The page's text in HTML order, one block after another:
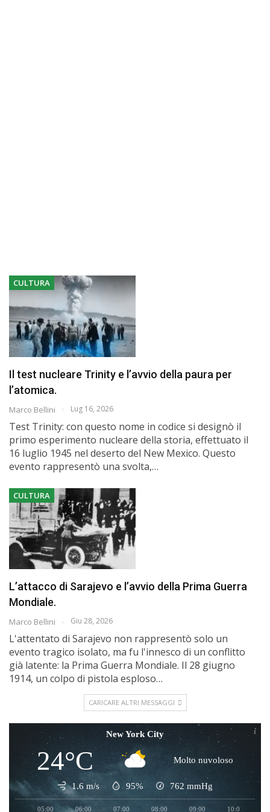
CULTURA
Il test nucleare Trinity e l’avvio della paura per
l’atomica.
Marco Bellini Lug 16, 2026
Test Trinity: con questo nome in codice si designò il
primo esperimento nucleare della storia, effettuato il
16 luglio 1945 nel deserto del New Mexico. Questo
evento rappresentò una svolta,…
CULTURA
L’attacco di Sarajevo e l’avvio della Prima Guerra
Mondiale.
Marco Bellini Giu 28, 2026
L'attentato di Sarajevo non rappresentò solo un
evento tragico isolato, ma fu l'innesco di un conflitto
già latente: la Prima Guerra Mondiale. Il 28 giugno
1914, un colpo di pistola esploso…
CARICARE ALTRI MESSAGGI
New York City
24°C Molto nuvoloso
1.6 m/s 95% 762 mmHg
05:00 06:00 07:00 08:00 09:00 10:00